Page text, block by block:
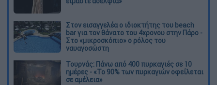
Στον εισαγγελέα ο ιδιοκτήτης του beach
bar για τον θάνατο του 4χρονου στην Πάρο -
Στο «μικροσκόπιο» ο ρόλος του
ναυαγοσώστη
Τουρνάς: Πάνω από 400 πυρκαγιές σε 10
ημέρες - «Το 90% των πυρκαγιών οφείλεται
σε αμέλεια»